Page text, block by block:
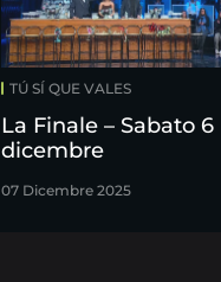
TÚ SÍ QUE VALES
La Finale – Sabato 6
dicembre
07 Dicembre 2025